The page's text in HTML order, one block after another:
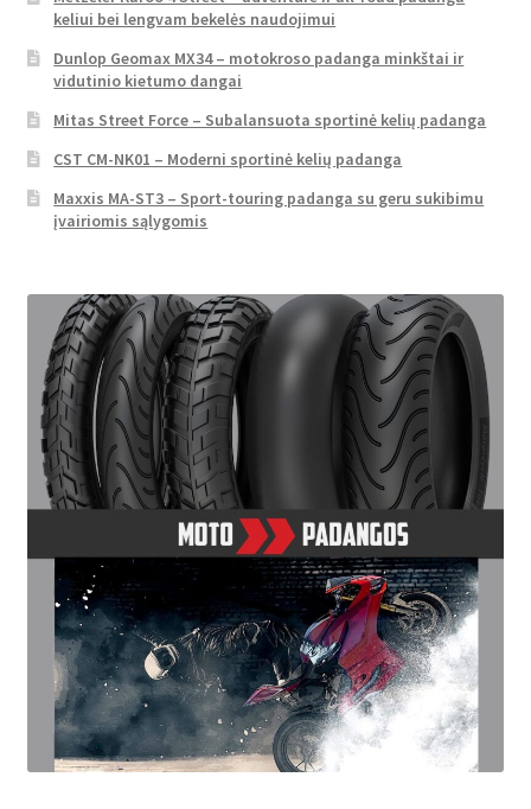
keliui bei lengvam bekelės naudojimui
Dunlop Geomax MX34 – motokroso padanga minkštai ir
vidutinio kietumo dangai
Mitas Street Force – Subalansuota sportinė kelių padanga
CST CM-NK01 – Moderni sportinė kelių padanga
Maxxis MA-ST3 – Sport-touring padanga su geru sukibimu
įvairiomis sąlygomis